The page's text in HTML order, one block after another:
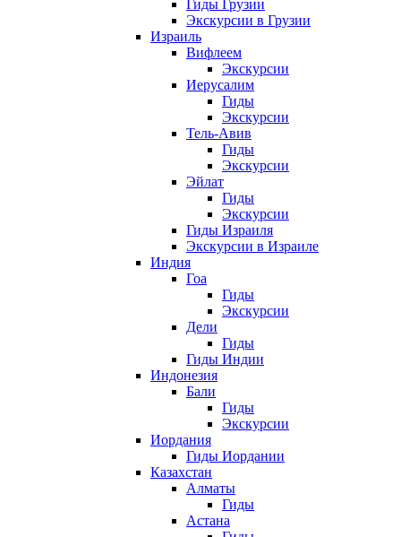
Гиды Грузии
Экскурсии в Грузии
Израиль
Вифлеем
Экскурсии
Иерусалим
Гиды
Экскурсии
Тель-Авив
Гиды
Экскурсии
Эйлат
Гиды
Экскурсии
Гиды Израиля
Экскурсии в Израиле
Индия
Гоа
Гиды
Экскурсии
Дели
Гиды
Гиды Индии
Индонезия
Бали
Гиды
Экскурсии
Иордания
Гиды Иордании
Казахстан
Алматы
Гиды
Астана